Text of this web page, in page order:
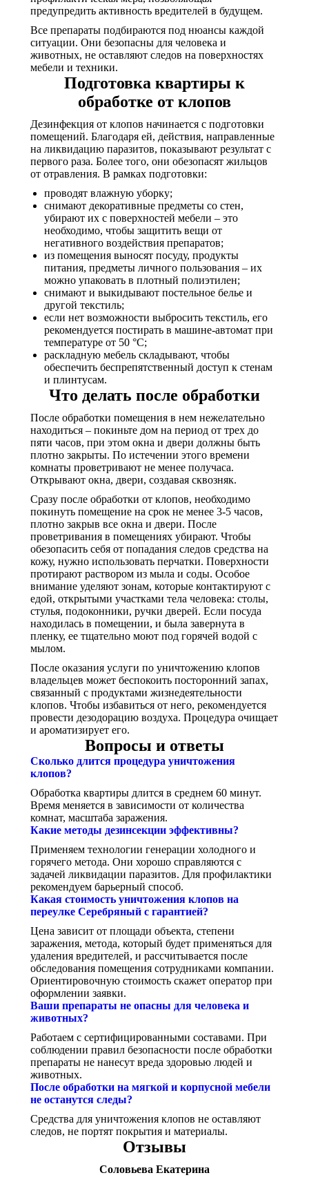
предупредить активность вредителей в будущем.
Все препараты подбираются под нюансы каждой
ситуации. Они безопасны для человека и
животных, не оставляют следов на поверхностях
мебели и техники.
Подготовка квартиры к
обработке от клопов
Дезинфекция от клопов начинается с подготовки
помещений. Благодаря ей, действия, направленные
на ликвидацию паразитов, показывают результат с
первого раза. Более того, они обезопасят жильцов
от отравления. В рамках подготовки:
проводят влажную уборку;
снимают декоративные предметы со стен,
убирают их с поверхностей мебели – это
необходимо, чтобы защитить вещи от
негативного воздействия препаратов;
из помещения выносят посуду, продукты
питания, предметы личного пользования – их
можно упаковать в плотный полиэтилен;
снимают и выкидывают постельное белье и
другой текстиль;
если нет возможности выбросить текстиль, его
рекомендуется постирать в машине-автомат при
температуре от 50 °C;
раскладную мебель складывают, чтобы
обеспечить беспрепятственный доступ к стенам
и плинтусам.
Что делать после обработки
После обработки помещения в нем нежелательно
находиться – покиньте дом на период от трех до
пяти часов, при этом окна и двери должны быть
плотно закрыты. По истечении этого времени
комнаты проветривают не менее получаса.
Открывают окна, двери, создавая сквозняк.
Сразу после обработки от клопов, необходимо
покинуть помещение на срок не менее 3-5 часов,
плотно закрыв все окна и двери. После
проветривания в помещениях убирают. Чтобы
обезопасить себя от попадания следов средства на
кожу, нужно использовать перчатки. Поверхности
протирают раствором из мыла и соды. Особое
внимание уделяют зонам, которые контактируют с
едой, открытыми участками тела человека: столы,
стулья, подоконники, ручки дверей. Если посуда
находилась в помещении, и была завернута в
пленку, ее тщательно моют под горячей водой с
мылом.
После оказания услуги по уничтожению клопов
владельцев может беспокоить посторонний запах,
связанный с продуктами жизнедеятельности
клопов. Чтобы избавиться от него, рекомендуется
провести дезодорацию воздуха. Процедура очищает
и ароматизирует его.
Вопросы и ответы
Сколько длится процедура уничтожения
клопов?
Обработка квартиры длится в среднем 60 минут.
Время меняется в зависимости от количества
комнат, масштаба заражения.
Какие методы дезинсекции эффективны?
Применяем технологии генерации холодного и
горячего метода. Они хорошо справляются с
задачей ликвидации паразитов. Для профилактики
рекомендуем барьерный способ.
Какая стоимость уничтожения клопов на
переулке Серебряный с гарантией?
Цена зависит от площади объекта, степени
заражения, метода, который будет применяться для
удаления вредителей, и рассчитывается после
обследования помещения сотрудниками компании.
Ориентировочную стоимость скажет оператор при
оформлении заявки.
Ваши препараты не опасны для человека и
животных?
Работаем с сертифицированными составами. При
соблюдении правил безопасности после обработки
препараты не нанесут вреда здоровью людей и
животных.
После обработки на мягкой и корпусной мебели
не останутся следы?
Средства для уничтожения клопов не оставляют
следов, не портят покрытия и материалы.
Отзывы
Соловьева Екатерина